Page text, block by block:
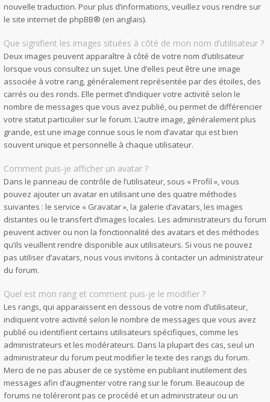
nouvelle traduction. Pour plus d’informations, veuillez vous rendre sur
le site internet de phpBB® (en anglais).
Que signifient les images situées à côté de mon nom d’utilisateur ?
Deux images peuvent apparaître à côté de votre nom d’utilisateur
lorsque vous consultez un sujet. Une d’elles peut être une image
associée à votre rang, généralement représentée par des étoiles, des
carrés ou des ronds. Elle permet d’indiquer votre activité selon le
nombre de messages que vous avez publié, ou permet de différencier
votre statut particulier sur le forum. L’autre image, généralement plus
grande, est une image connue sous le nom d’avatar qui est bien
souvent unique et personnelle à chaque utilisateur.
Comment puis-je afficher un avatar ?
Dans le panneau de contrôle de l’utilisateur, sous « Profil », vous
pouvez ajouter un avatar en utilisant une des quatre méthodes
suivantes : le service « Gravatar », la galerie d’avatars, les images
distantes ou le transfert d’images locales. Les administrateurs du forum
peuvent activer ou non la fonctionnalité des avatars et des méthodes
qu’ils veuillent rendre disponible aux utilisateurs. Si vous ne pouvez
pas utiliser d’avatars, nous vous invitons à contacter un administrateur
du forum.
Quel est mon rang et comment puis-je le modifier ?
Les rangs, qui apparaissent en dessous de votre nom d’utilisateur,
indiquent votre activité selon le nombre de messages que vous avez
publié ou identifient certains utilisateurs spécifiques, comme les
administrateurs et les modérateurs. Dans la plupart des cas, seul un
administrateur du forum peut modifier le texte des rangs du forum.
Merci de ne pas abuser de ce système en publiant inutilement des
messages afin d’augmenter votre rang sur le forum. Beaucoup de
forums ne toléreront pas ce procédé et un administrateur ou un